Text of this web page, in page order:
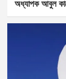
অধ্যাপক আবুল